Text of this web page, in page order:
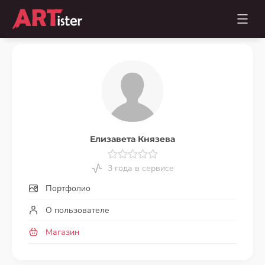
Елизавета Князева
3 года в сервисе
Портфолио
О пользователе
Магазин